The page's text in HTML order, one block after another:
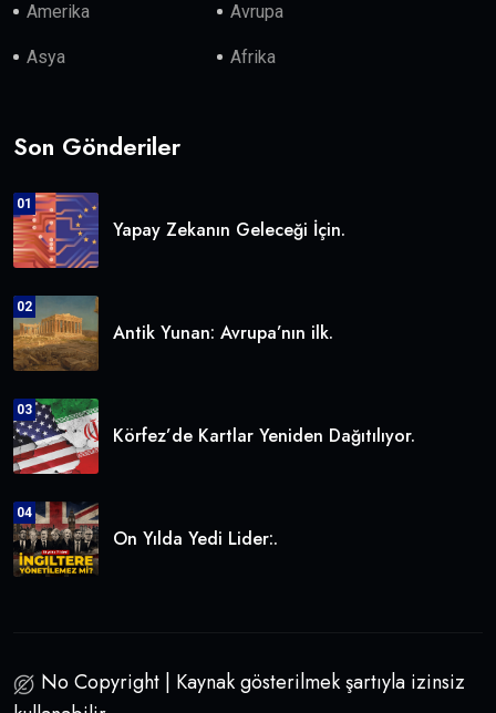
Amerika Avrupa
Asya Afrika
Son Gönderiler
01
Yapay Zekanın Geleceği İçin.
02
Antik Yunan: Avrupa’nın ilk.
03
Körfez’de Kartlar Yeniden Dağıtılıyor.
04
On Yılda Yedi Lider:.
No Copyright | Kaynak gösterilmek şartıyla izinsiz